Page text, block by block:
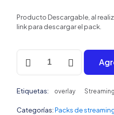
Producto Descargable, al
link para descargar el pack.
Overlays
Streaming
Holo
cantidad
Etiquetas: overlay Streaming
Categorías:Packs de